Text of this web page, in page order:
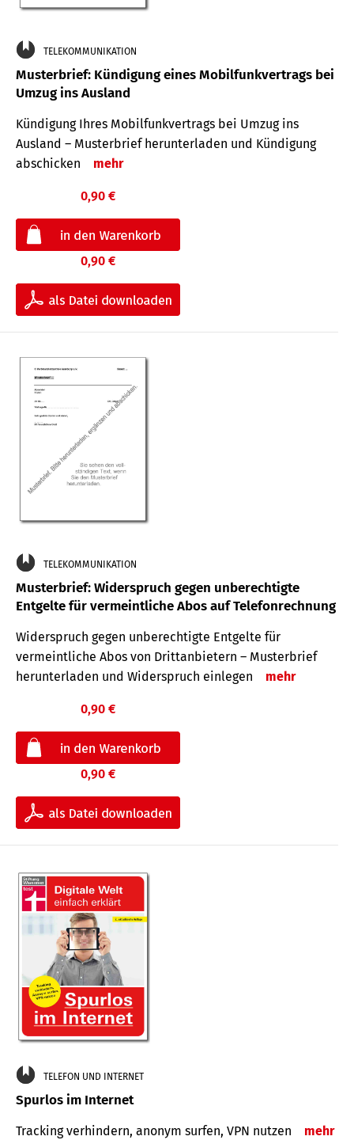
TELEKOMMUNIKATION
Musterbrief: Kündigung eines Mobilfunkvertrags bei
Umzug ins Ausland
Kündigung Ihres Mobilfunkvertrags bei Umzug ins
Ausland – Musterbrief herunterladen und Kündigung
abschicken
mehr
0,90 €
0,90 €
TELEKOMMUNIKATION
Musterbrief: Widerspruch gegen unberechtigte
Entgelte für vermeintliche Abos auf Telefonrechnung
Widerspruch gegen unberechtigte Entgelte für
vermeintliche Abos von Drittanbietern – Musterbrief
herunterladen und Widerspruch einlegen
mehr
0,90 €
0,90 €
TELEFON UND INTERNET
Spurlos im Internet
Tracking verhindern, anonym surfen, VPN nutzen mehr